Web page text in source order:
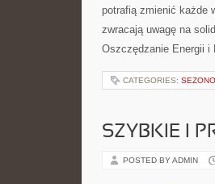
potrafią zmienić każde
zwracają uwagę na
Oszczędzanie Energii i
CATEGORIES:
SZYBKIE I
POSTED BY ADMIN